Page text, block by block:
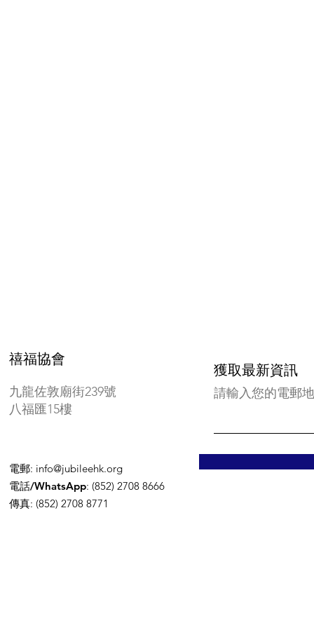
禧福協會
九龍佐敦廟街239號
八福匯15樓
電郵: info@jubileehk.org
電話/WhatsApp: (852) 2708 8666
傳真: (852) 2708 8771
獲取最新資訊
請輸入您的電郵